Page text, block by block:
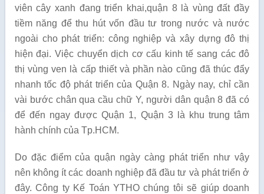
viên cây xanh đang triển khai,quận 8 là vùng đất đầy
tiềm năng để thu hút vốn đầu tư trong nước và nước
ngoài cho phát triển: công nghiệp và xây dựng đô thị
hiện đại. Việc chuyển dịch cơ cấu kinh tế sang các đô
thị vùng ven là cấp thiết và phần nào cũng đã thúc đẩy
nhanh tốc độ phát triển của Quận 8. Ngày nay, chỉ cần
vài bước chân qua cầu chữ Y, người dân quận 8 đã có
để đến ngay được Quận 1, Quận 3 là khu trung tâm
hành chính của Tp.HCM.
Do đặc điểm của quận ngày càng phát triển như vậy
nên không ít các doanh nghiệp đã đầu tư và phát triển ở
đây. Công ty Kế Toán YTHO chúng tôi sẽ giúp doanh